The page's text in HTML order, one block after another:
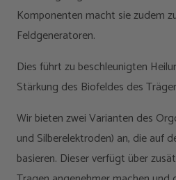
Komponenten macht sie zudem
Feldgeneratoren.
Dies führt zu beschleunigten
Stärkung des Biofeldes des
Wir bieten zwei Varianten des
und Silberelektroden) an, die auf
basieren. Dieser verfügt über